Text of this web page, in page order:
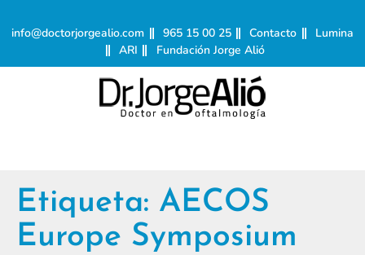
info@doctorjorgealio.com 965 15 00 25 Contacto
Lumina
ARI
Fundación Jorge Alió
Etiqueta: AECOS
Europe Symposium